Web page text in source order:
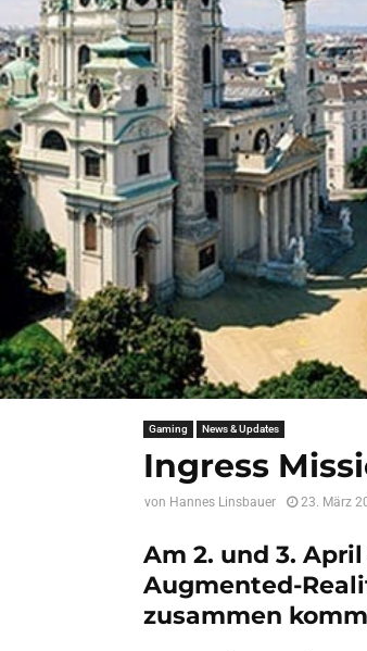
Gaming News & Updates
Ingress
von Hannes Linsbauer 23. März
Am 2. und 3.
Augmented-
zusammen